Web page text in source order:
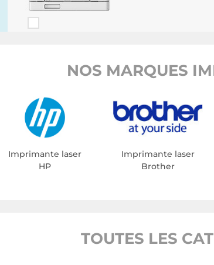
NOS MARQUES
Imprimante laser
HP
Imprimante laser
Brother
TOUTES LES